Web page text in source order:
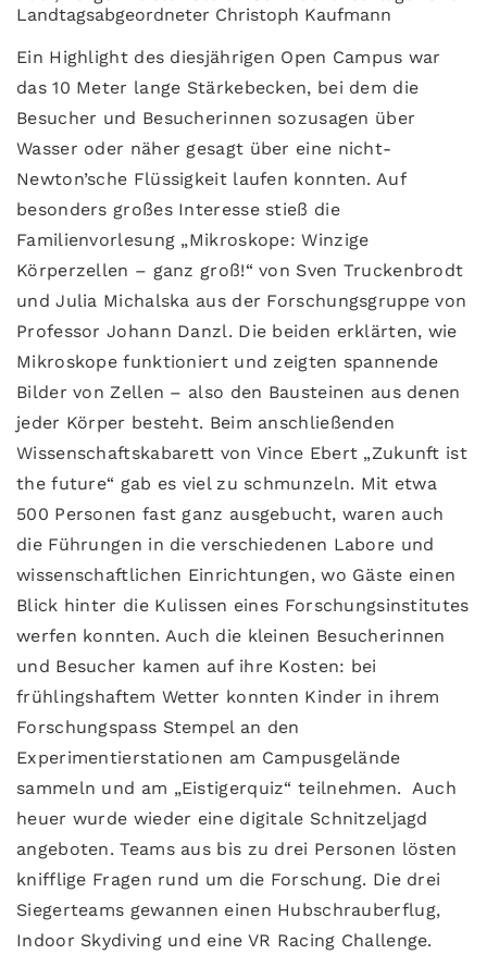
Landtagsabgeordneter Christoph Kaufmann
Ein Highlight des diesjährigen Open Campus war
das 10 Meter lange Stärkebecken, bei dem die
Besucher und Besucherinnen sozusagen über
Wasser oder näher gesagt über eine nicht-
Newton’sche Flüssigkeit laufen konnten. Auf
besonders großes Interesse stieß die
Familienvorlesung „Mikroskope: Winzige
Körperzellen – ganz groß!“ von Sven Truckenbrodt
und Julia Michalska aus der Forschungsgruppe von
Professor Johann Danzl. Die beiden erklärten, wie
Mikroskope funktioniert und zeigten spannende
Bilder von Zellen – also den Bausteinen aus denen
jeder Körper besteht. Beim anschließenden
Wissenschaftskabarett von Vince Ebert „Zukunft ist
the future“ gab es viel zu schmunzeln. Mit etwa
500 Personen fast ganz ausgebucht, waren auch
die Führungen in die verschiedenen Labore und
wissenschaftlichen Einrichtungen, wo Gäste einen
Blick hinter die Kulissen eines Forschungsinstitutes
werfen konnten. Auch die kleinen Besucherinnen
und Besucher kamen auf ihre Kosten: bei
frühlingshaftem Wetter konnten Kinder in ihrem
Forschungspass Stempel an den
Experimentierstationen am Campusgelände
sammeln und am „Eistigerquiz“ teilnehmen. Auch
heuer wurde wieder eine digitale Schnitzeljagd
angeboten. Teams aus bis zu drei Personen lösten
knifflige Fragen rund um die Forschung. Die drei
Siegerteams gewannen einen Hubschrauberflug,
Indoor Skydiving und eine VR Racing Challenge.